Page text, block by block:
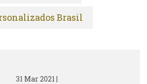
Brasil
31 Mar 2021 |